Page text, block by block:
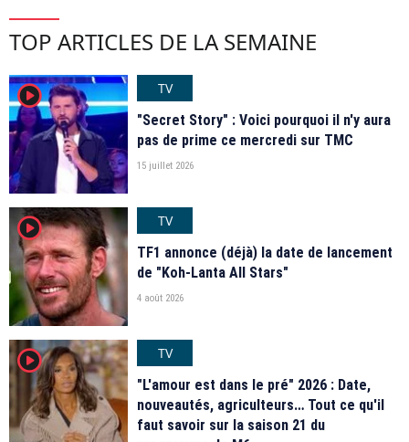
TOP ARTICLES DE LA SEMAINE
player2
TV
"Secret Story" : Voici pourquoi il n'y aura
pas de prime ce mercredi sur TMC
15 juillet 2026
player2
TV
TF1 annonce (déjà) la date de lancement
de "Koh-Lanta All Stars"
4 août 2026
player2
TV
"L'amour est dans le pré" 2026 : Date,
nouveautés, agriculteurs… Tout ce qu'il
faut savoir sur la saison 21 du